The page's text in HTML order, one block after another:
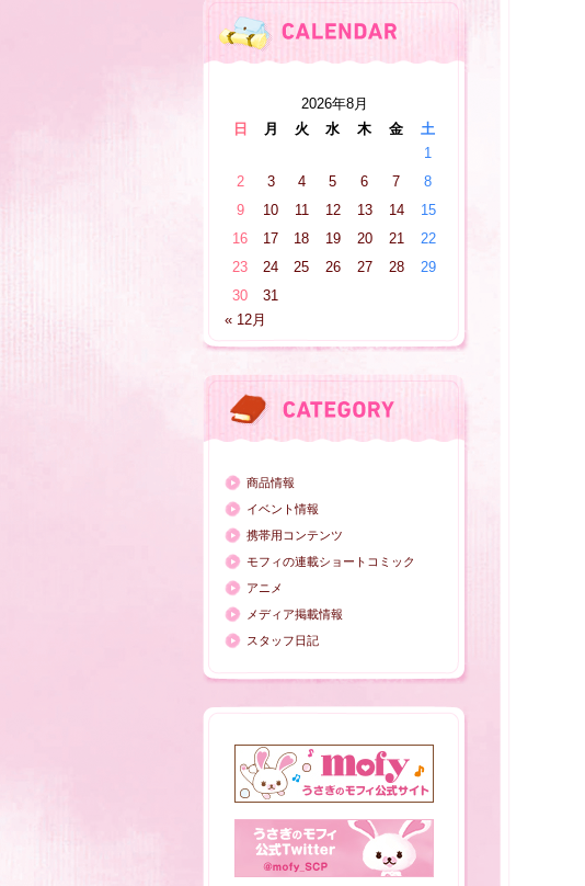
2026年8月
日
月 火 水 木 金
土
1
2
3 4 5 6 7
8
9
10 11 12 13 14
15
16
17 18 19 20 21
22
23
24 25 26 27 28
29
30
31
« 12月
商品情報
イベント情報
携帯用コンテンツ
モフィの連載ショートコミック
アニメ
メディア掲載情報
スタッフ日記